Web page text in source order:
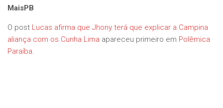
MaisPB
O post Lucas afirma que Jhony terá que explicar a Campina
aliança com os Cunha Lima apareceu primeiro em Polêmica
Paraíba.